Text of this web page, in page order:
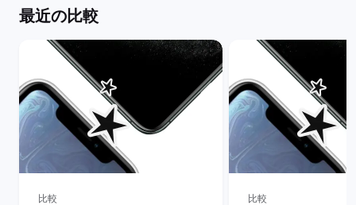
最近の比較
比較 比較